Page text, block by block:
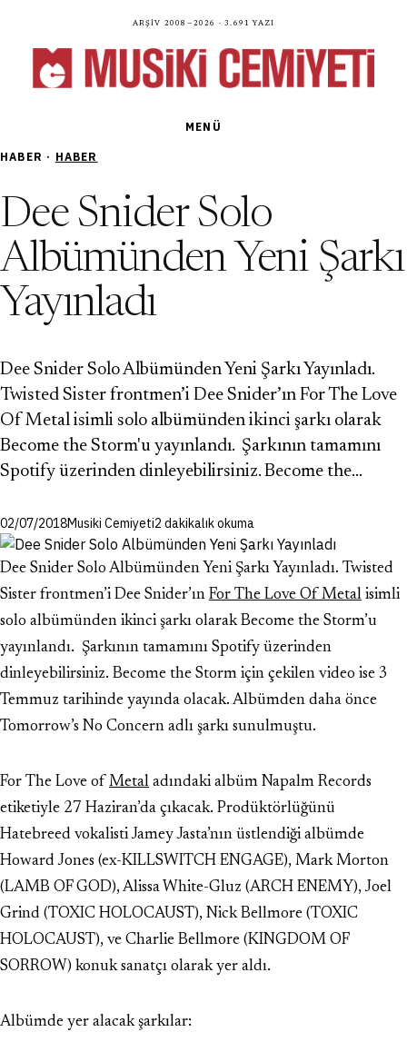
Arşiv 2008—2026 · 3.691 yazı
MENÜ
HABER · HABER
Dee Snider Solo
Albümünden Yeni Şarkı
Yayınladı
Dee Snider Solo Albümünden Yeni Şarkı Yayınladı.
Twisted Sister frontmen’i Dee Snider’ın For The Love
Of Metal isimli solo albümünden ikinci şarkı olarak
Become the Storm'u yayınlandı. Şarkının tamamını
Spotify üzerinden dinleyebilirsiniz. Become the…
02/07/2018Musiki Cemiyeti2 dakikalık okuma
Dee Snider Solo Albümünden Yeni Şarkı Yayınladı. Twisted
Sister frontmen’i Dee Snider’ın For The Love Of Metal isimli
solo albümünden ikinci şarkı olarak Become the Storm’u
yayınlandı. Şarkının tamamını Spotify üzerinden
dinleyebilirsiniz. Become the Storm için çekilen video ise 3
Temmuz tarihinde yayında olacak. Albümden daha önce
Tomorrow’s No Concern adlı şarkı sunulmuştu.
For The Love of Metal adındaki albüm Napalm Records
etiketiyle 27 Haziran’da çıkacak. Prodüktörlüğünü
Hatebreed vokalisti Jamey Jasta’nın üstlendiği albümde
Howard Jones (ex-KILLSWITCH ENGAGE), Mark Morton
(LAMB OF GOD), Alissa White-Gluz (ARCH ENEMY), Joel
Grind (TOXIC HOLOCAUST), Nick Bellmore (TOXIC
HOLOCAUST), ve Charlie Bellmore (KINGDOM OF
SORROW) konuk sanatçı olarak yer aldı.
Albümde yer alacak şarkılar: